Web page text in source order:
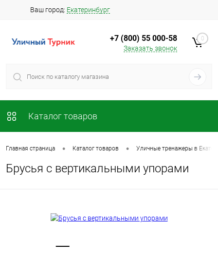
Ваш город: Екатеринбург
+7 (800) 55 000-58
Заказать звонок
0
Каталог товаров
Главная страница • Каталог товаров • Уличные тренажеры в
Брусья с вертикальными упорами